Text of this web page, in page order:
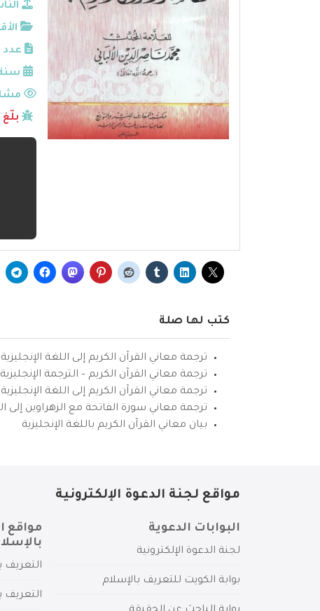
كتب لها صلة
ترجمة معاني القرآن الكريم إلى اللغة الإنجليزية
ترجمة معاني القرآن الكريم – الترجمة
ترجمة معاني القرآن الكريم إلى اللغة
ترجمة معاني سورة الفاتحة مع الزهراوين إلى
بيان معاني القرآن الكريم باللغة الإنجليزية
مواقع لجنة الدعوة الإلكترونية
البوابات الدعوية
لجنة الدعوة الإلكترونية
بوابة الكويت للتعريف بالإسلام
مواقع
التعريف
التعريف